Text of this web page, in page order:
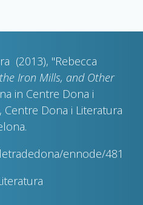
(2013), "Rebecca
Iron Mills, and Other
in Centre Dona i
Centre Dona i Literatura
ennode/481